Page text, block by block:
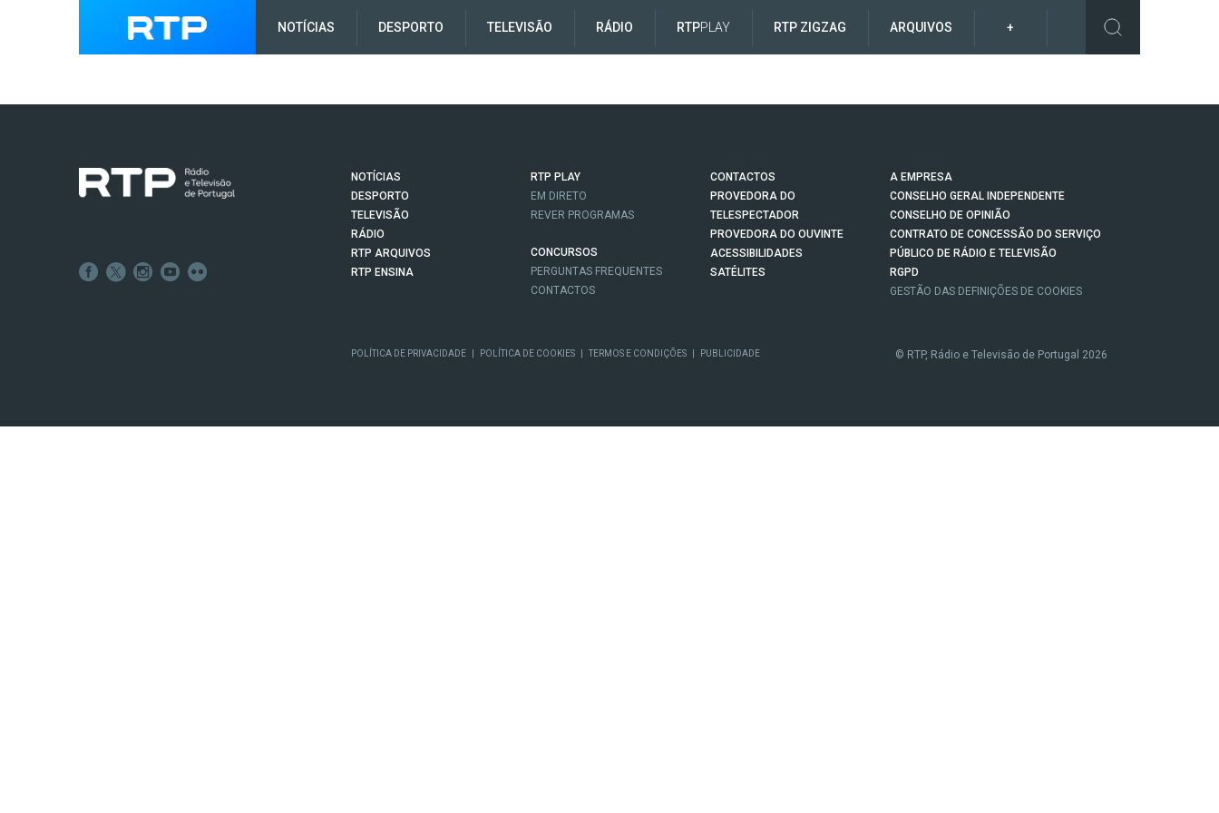
NOTÍCIAS DESPORTO TELEVISÃO RÁDIO RTPPLAY RTP ZIGZAG ARQUIVOS +
NOTÍCIAS
DESPORTO
TELEVISÃO
RÁDIO
RTP ARQUIVOS
RTP ENSINA
RTP PLAY
EM DIRETO
REVER PROGRAMAS
CONCURSOS
PERGUNTAS FREQUENTES
CONTACTOS
CONTACTOS
PROVEDORA DO
TELESPECTADOR
PROVEDORA DO OUVINTE
ACESSIBILIDADES
SATÉLITES
A EMPRESA
CONSELHO GERAL INDEPENDENTE
CONSELHO DE OPINIÃO
CONTRATO DE CONCESSÃO DO SERVIÇO
PÚBLICO DE RÁDIO E TELEVISÃO
RGPD
GESTÃO DAS DEFINIÇÕES DE COOKIES
POLÍTICA DE PRIVACIDADE POLÍTICA DE COOKIES TERMOS E CONDIÇÕES PUBLICIDADE © RTP, Rádio e Televisão de Portugal 2026